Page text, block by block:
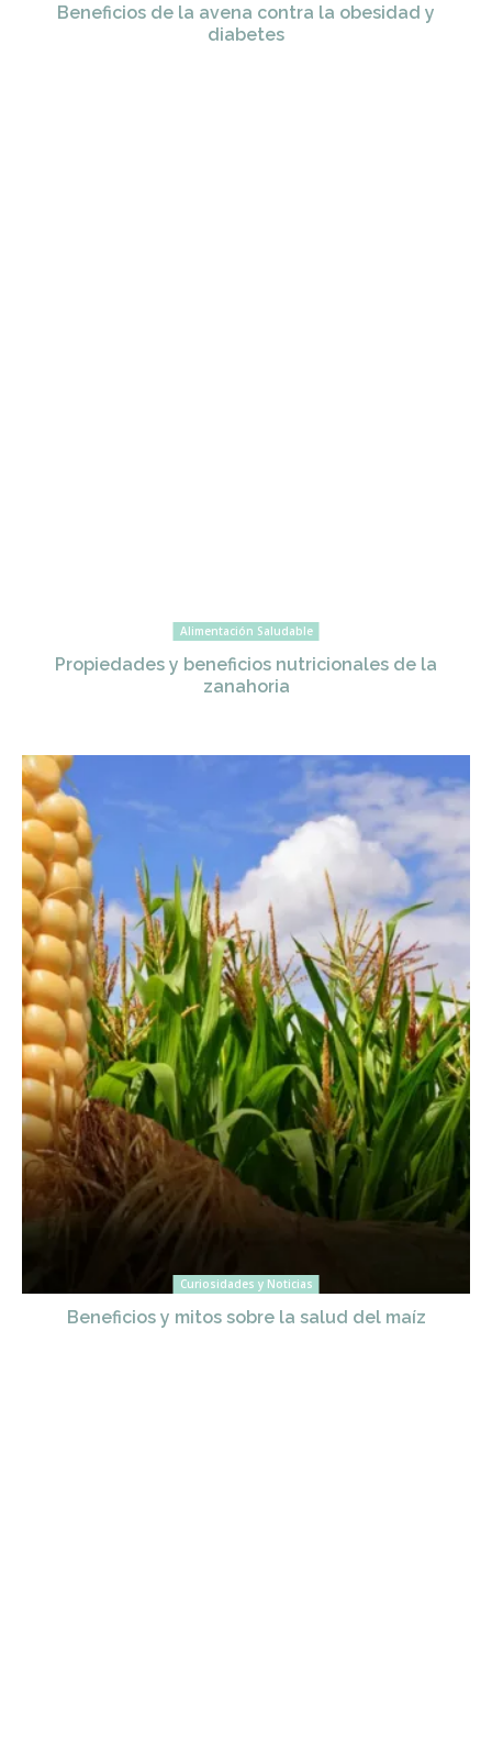
Beneficios de la avena contra la obesidad y
diabetes
Alimentación Saludable
Propiedades y beneficios nutricionales de la
zanahoria
Curiosidades y Noticias
Beneficios y mitos sobre la salud del maíz